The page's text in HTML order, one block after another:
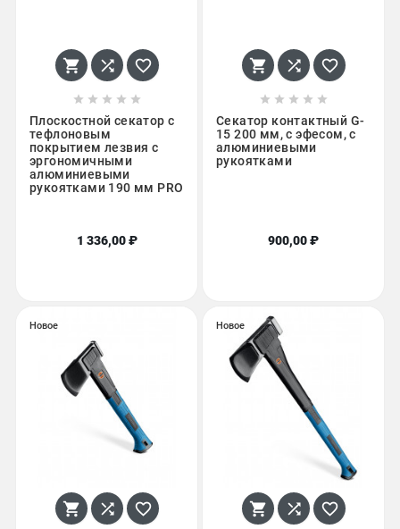
  
    
Плоскостной секатор с
тефлоновым
покрытием лезвия с
эргономичными
алюминиевыми
рукоятками 190 мм PRO
1 336,00 ₽
  
    
Секатор контактный G-
15 200 мм, с эфесом, с
алюминиевыми
рукоятками
900,00 ₽
Новое
  
Новое
  